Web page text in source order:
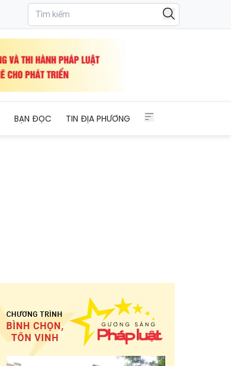
BẠN ĐỌC TIN ĐỊA PHƯƠNG